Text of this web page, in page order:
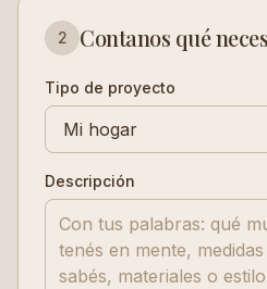
2 Contanos qué
Tipo de proyecto
Descripción